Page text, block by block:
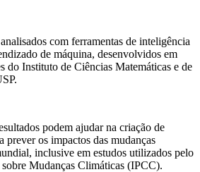
com ferramentas de inteligência
de máquina, desenvolvidos em
do Instituto de Ciências Matemáticas e de
podem ajudar na criação de
prever os impactos das mudanças
inclusive em estudos utilizados pelo
Mudanças Climáticas (IPCC).